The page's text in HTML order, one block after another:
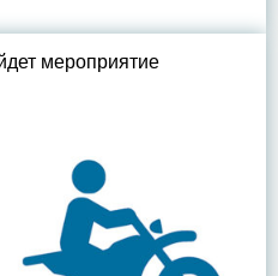
мероприятие